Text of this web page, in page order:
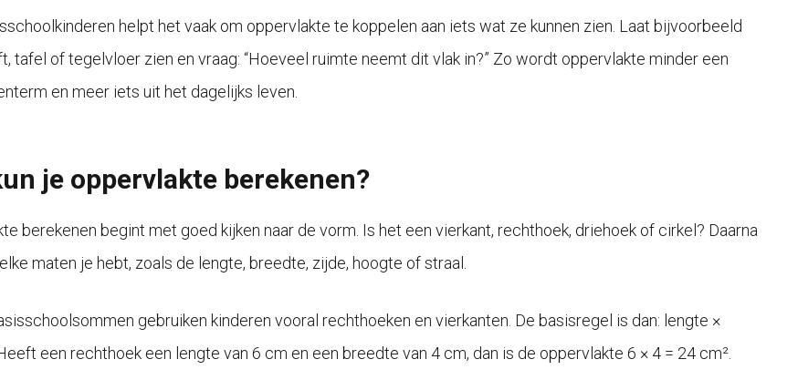
helpt het vaak om oppervlakte te koppelen aan iets wat ze kunnen zien. Laat bijvoorbeeld
tafel of tegelvloer zien en vraag: “Hoeveel ruimte neemt dit vlak in?” Zo wordt oppervlakte minder een
en meer iets uit het dagelijks leven.
je oppervlakte berekenen?
berekenen begint met goed kijken naar de vorm. Is het een vierkant, rechthoek, driehoek of cirkel? Daarna
maten je hebt, zoals de lengte, breedte, zijde, hoogte of straal.
gebruiken kinderen vooral rechthoeken en vierkanten. De basisregel is dan: lengte ×
een rechthoek een lengte van 6 cm en een breedte van 4 cm, dan is de oppervlakte 6 × 4 = 24 cm².